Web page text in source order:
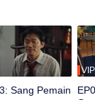
Sang Pemain
VIP